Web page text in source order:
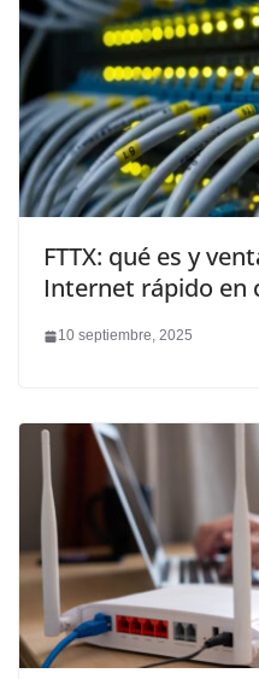
FTTX: qué es y
Internet rápido en
10 septiembre, 2025